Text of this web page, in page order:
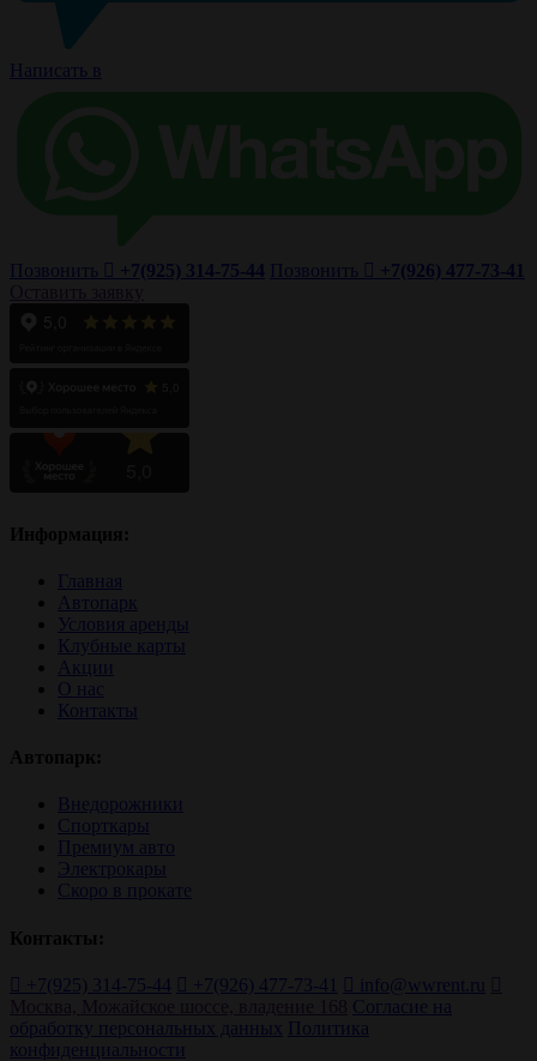
Написать в
Позвонить +7(925) 314-75-44 Позвонить
+7(926) 477-73-41
Информация:
Главная
Автопарк
Условия аренды
Клубные карты
Акции
О нас
Контакты
Автопарк:
Внедорожники
Спорткары
Премиум авто
Электрокары
Скоро в прокате
Контакты:
+7(925) 314-75-44 +7(926) 477-73-41
info@wwrent.ru
Согласие на
обработку персональных данных Политика
конфиденциальности